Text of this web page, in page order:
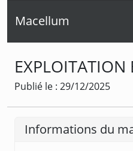
Macellum
EXPLOITATION
Publié le : 29/12/2025
Informations du